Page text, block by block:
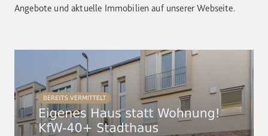
Angebote und aktuelle Immobilien auf unserer Webseite.